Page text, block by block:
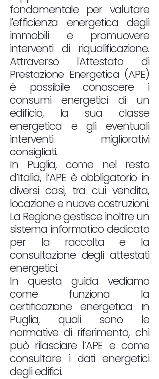
fondamentale per valutare
l'efficienza energetica degli
immobili e promuovere
interventi di riqualificazione.
Attraverso l'Attestato di
Prestazione Energetica (APE)
è possibile conoscere i
consumi energetici di un
edificio, la sua classe
energetica e gli eventuali
interventi migliorativi
consigliati.
In Puglia, come nel resto
d’Italia, l’APE è obbligatorio in
diversi casi, tra cui vendita,
locazione e nuove costruzioni.
La Regione gestisce inoltre un
sistema informatico dedicato
per la raccolta e la
consultazione degli attestati
energetici.
In questa guida vediamo
come funziona la
certificazione energetica in
Puglia, quali sono le
normative di riferimento, chi
può rilasciare l’APE e come
consultare i dati energetici
degli edifici.